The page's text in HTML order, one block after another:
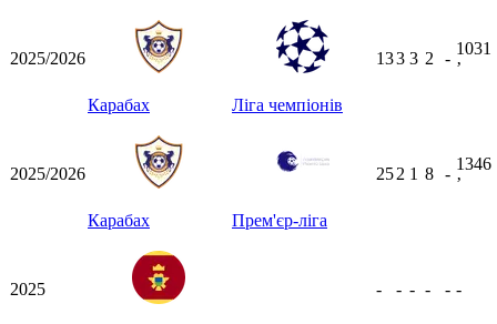
2025/2026
Карабах Ліга чемпіонів
133 3 2 -
1031
ʼ
2025/2026
Карабах Прем'єр-ліга
252 1 8 -
1346
ʼ
2025 - - - - - -